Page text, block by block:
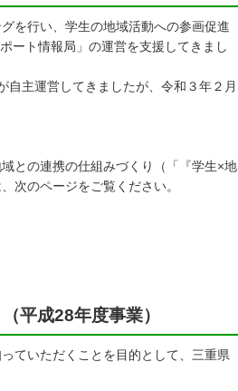
を行い、学生の地域活動への参画促進
ート情報局」の運営を支援してきまし
主運営してきましたが、令和３年２月
との連携の仕組みづくり（「『学生×地
次のページをご覧ください。
平成28年度事業）
ていただくことを目的として、三重県